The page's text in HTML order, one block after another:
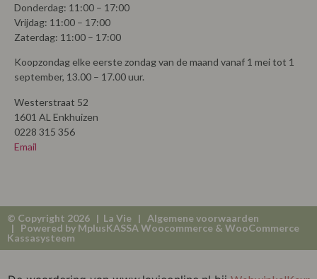
Donderdag: 11:00 – 17:00
Vrijdag: 11:00 – 17:00
Zaterdag: 11:00 – 17:00
Koopzondag elke eerste zondag van de maand vanaf 1 mei tot 1
september, 13.00 – 17.00 uur.
Westerstraat 52
1601 AL Enkhuizen
0228 315 356
Email
© Copyright 2026 | La Vie | Algemene voorwaarden
| Powered by MplusKASSA Woocommerce & WooCommerce
Kassasysteem